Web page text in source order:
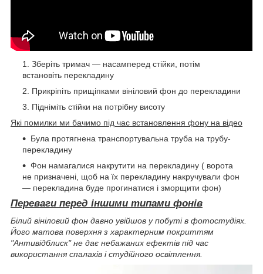
Зберіть тримач — насамперед стійки, потім
встановіть перекладину
Прикріпіть прищіпками вініловий фон до перекладини
Підніміть стійки на потрібну висоту
Які помилки ми бачимо під час встановлення фону на відео
Була протягнена транспортувальна труба на трубу-
перекладину
Фон намагалися накрутити на перекладину ( ворота
не призначені, щоб на їх перекладину накручували фон
— перекладина буде прогинатися і зморщити фон)
Переваги перед іншими типами фонів
Білий вініловий фон давно увійшов у побуті в фотостудіях.
Його матова поверхня з характерним покриттям
"Антивідблиск" не дає небажаних ефектів під час
використання спалахів і студійного освітлення.